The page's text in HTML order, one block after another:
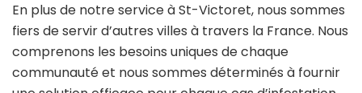
En plus de notre service à St-Victoret, nous sommes
fiers de servir d’autres villes à travers la France. Nous
comprenons les besoins uniques de chaque
communauté et nous sommes déterminés à fournir